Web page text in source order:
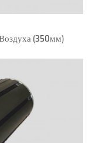
(350мм)